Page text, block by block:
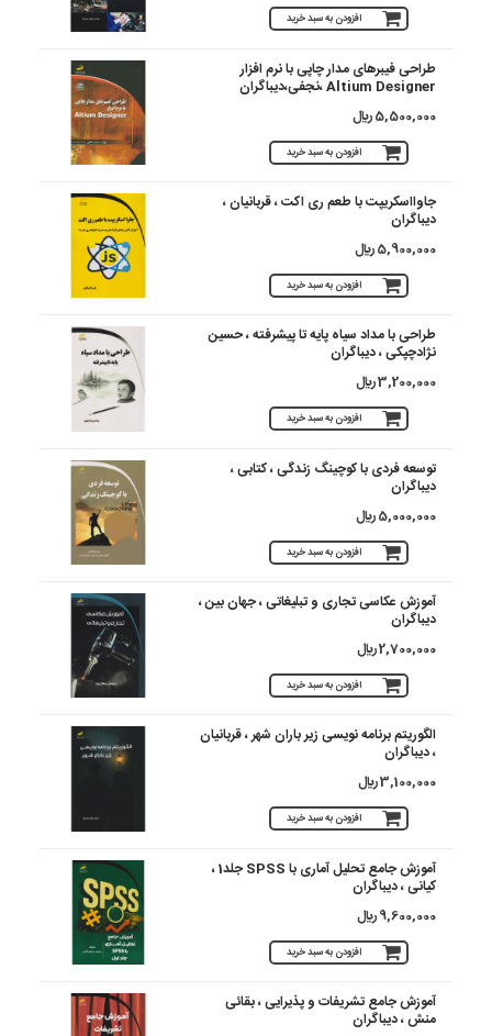
افزودن به سبد خرید
طراحی فیبرهای مدار چاپی با نرم افزار
Altium Designer ،نجفی،دیباگران
5,500,000 ريال
افزودن به سبد خرید
جاوااسکریپت با طعم ری اکت ، قربانیان ،
دیباگران
5,900,000 ريال
افزودن به سبد خرید
طراحی با مداد سیاه پایه تا پیشرفته ، حسین
نژادچپکی ، دیباگران
3,200,000 ريال
افزودن به سبد خرید
توسعه فردی با کوچینگ زندگی ، کتابی ،
دیباگران
5,000,000 ريال
افزودن به سبد خرید
آموزش عکاسی تجاری و تبلیغاتی ، جهان بین ،
دیباگران
2,700,000 ريال
افزودن به سبد خرید
الگوریتم برنامه نویسی زیر باران شهر ، قربانیان
، دیباگران
3,100,000 ريال
افزودن به سبد خرید
آموزش جامع تحلیل آماری با SPSS جلد1 ،
کیانی ، دیباگران
9,600,000 ريال
افزودن به سبد خرید
آموزش جامع تشریفات و پذیرایی ، بقائی
منش ، دیباگران